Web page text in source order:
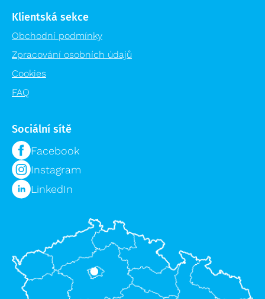
Klientská sekce
Obchodní podmínky
Zpracování osobních údajů
Cookies
FAQ
Sociální sítě
Facebook
Instagram
LinkedIn